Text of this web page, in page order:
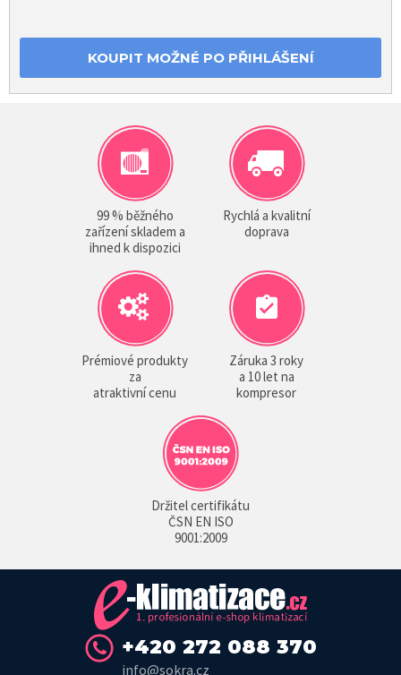
KOUPIT MOŽNÉ PO PŘIHLÁŠENÍ
99 % běžného
zařízení skladem a
ihned k dispozici
Rychlá a kvalitní
doprava
Prémiové produkty
za
atraktivní cenu
Záruka 3 roky
a 10 let na
kompresor
Držitel certifikátu
ČSN EN ISO
9001:2009
+420 272 088 370
info@sokra.cz